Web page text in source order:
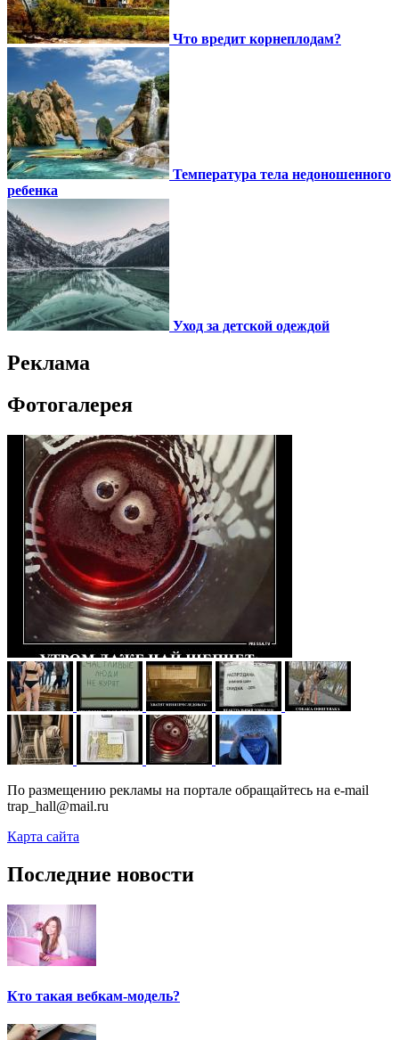
Что вредит корнеплодам?
Температура тела недоношенного
ребенка
Уход за детской одеждой
Реклама
Фотогалерея
По размещению рекламы на портале обращайтесь на e-mail
trap_hall@mail.ru
Карта сайта
Последние новости
Кто такая вебкам-модель?